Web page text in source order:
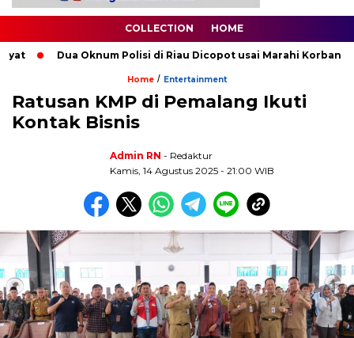
COLLECTION HOME
Dua Oknum Polisi di Riau Dicopot usai Marahi Korban
Home / Entertainment
Ratusan KMP di Pemalang Ikuti
Kontak Bisnis
Admin RN - Redaktur
Kamis, 14 Agustus 2025 - 21:00 WIB